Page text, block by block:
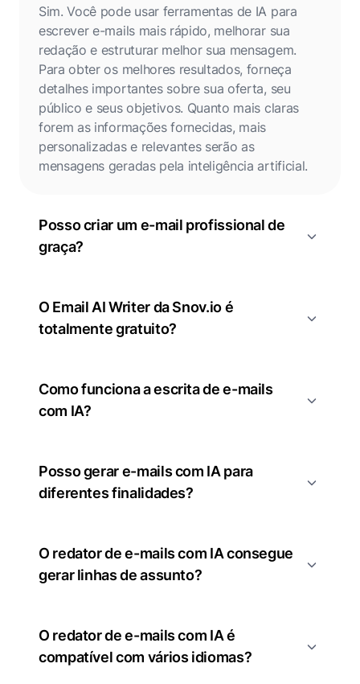
Sim. Você pode usar ferramentas de IA para
escrever e-mails mais rápido, melhorar sua
redação e estruturar melhor sua mensagem.
Para obter os melhores resultados, forneça
detalhes importantes sobre sua oferta, seu
público e seus objetivos. Quanto mais claras
forem as informações fornecidas, mais
personalizadas e relevantes serão as
mensagens geradas pela inteligência artificial.
Posso criar um e-mail profissional de
graça?
O Email AI Writer da Snov.io é
totalmente gratuito?
Como funciona a escrita de e-mails
com IA?
Posso gerar e-mails com IA para
diferentes finalidades?
O redator de e-mails com IA consegue
gerar linhas de assunto?
O redator de e-mails com IA é
compatível com vários idiomas?